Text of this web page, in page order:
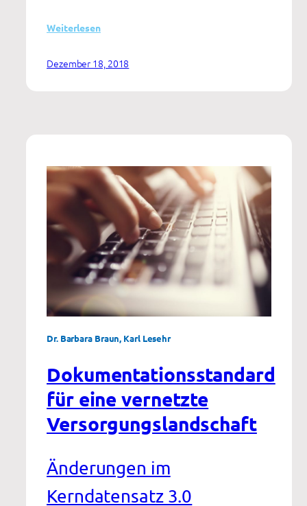
Weiterlesen:
Selbsthilfegruppe
Dezember 18, 2018
Dr. Barbara Braun, Karl Lesehr
Dokumentationsstandard
für eine vernetzte
Versorgungslandschaft
Änderungen im
Kerndatensatz 3.0